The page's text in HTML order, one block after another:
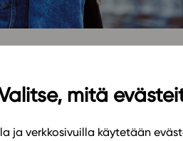
mitä
ja verkkosivuilla käytetään
ovat kulttuurinen
kehittää oman